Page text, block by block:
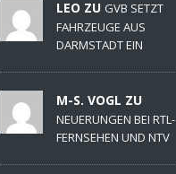
LEO ZU GVB SETZT
FAHRZEUGE AUS
DARMSTADT EIN
M-S. VOGL ZU
NEUERUNGEN BEI RTL-
FERNSEHEN UND NTV